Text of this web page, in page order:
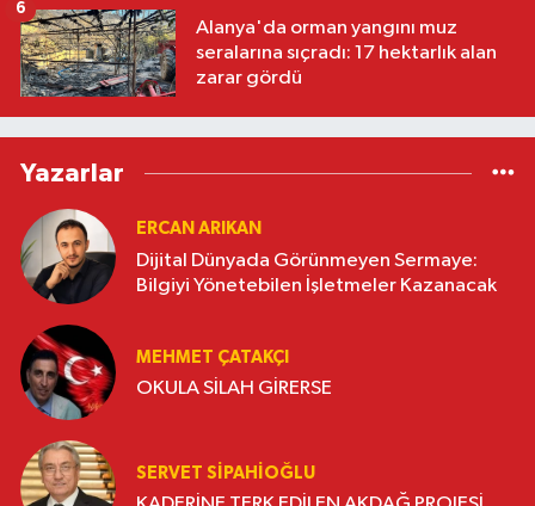
Alanya'da orman yangını muz
seralarına sıçradı: 17 hektarlık alan
zarar gördü
6
Yazarlar
ERCAN ARIKAN
Dijital Dünyada Görünmeyen Sermaye:
Bilgiyi Yönetebilen İşletmeler Kazanacak
MEHMET ÇATAKÇI
OKULA SİLAH GİRERSE
SERVET SİPAHİOĞLU